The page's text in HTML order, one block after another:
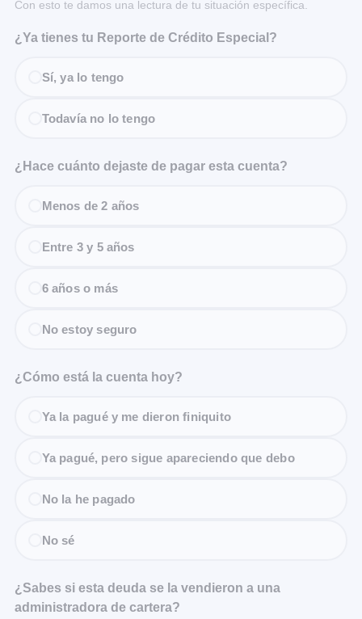
Con esto te damos una lectura de tu situación específica.
¿Ya tienes tu Reporte de Crédito Especial?
Sí, ya lo tengo
Todavía no lo tengo
¿Hace cuánto dejaste de pagar esta cuenta?
Menos de 2 años
Entre 3 y 5 años
6 años o más
No estoy seguro
¿Cómo está la cuenta hoy?
Ya la pagué y me dieron finiquito
Ya pagué, pero sigue apareciendo que debo
No la he pagado
No sé
¿Sabes si esta deuda se la vendieron a una
administradora de cartera?